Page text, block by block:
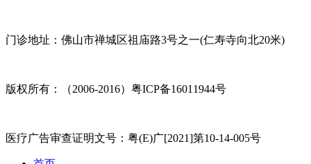
门诊地址：佛山市禅城区祖庙路3号之一(仁寿寺向北20米)
版权所有：（2006-2016）粤ICP备16011944号
医疗广告审查证明文号：粤(E)广[2021]第10-14-005号